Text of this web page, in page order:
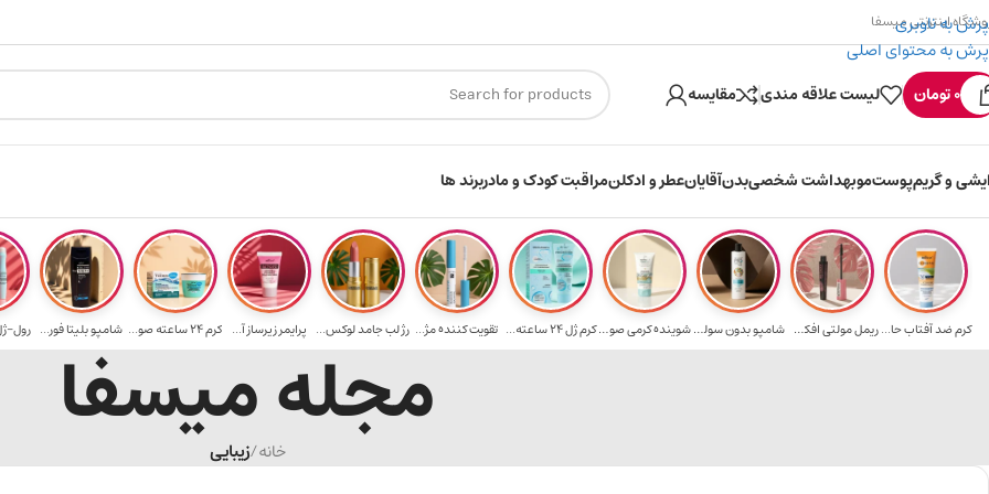
پرش به ناوبری
پرش به محتوای اصلی
هدیه برای خرید های بالای ارسال رایگان برای خرید ۳.۵ میلیون به یالا ۳۰۰ میسکوین (۳۰ هزار تومن) هدیه خرید اول
اینترنتی میسفا
0تومان لیست علاقه مندی مقایسه
و گریمپوستموبهداشت شخصیبدنآقایانعطر و ادکلنمراقبت کودک و مادربرند ها
کرم ضد آفتاب حا... ریمل مولتی افکت... شامپو بدون سولف... شوینده کرمی صور...کرم ژل ۲۴ ساعته... تقویت‌ کننده مژ... رژ لب جامد لوکس... پرایمر زیرساز آ... کرم 24 ساعته صو... شامپو بلیتا فور... رول- مجله میسفا
خانه/زیبایی